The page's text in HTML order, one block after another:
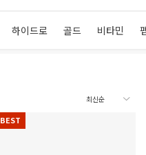
하이드로 골드 비타민
BEST